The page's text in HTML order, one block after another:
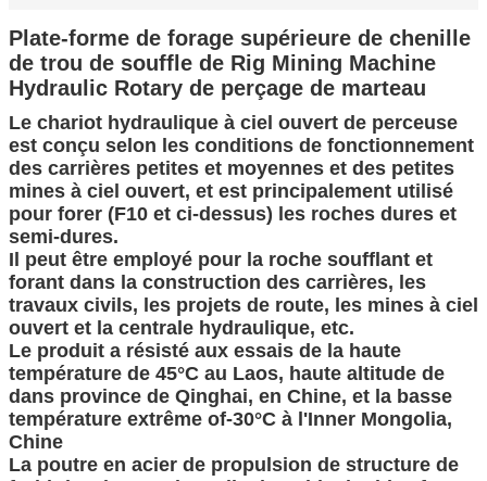
Plate-forme de forage supérieure de chenille
de trou de souffle de Rig Mining Machine
Hydraulic Rotary de perçage de marteau
Le chariot hydraulique à ciel ouvert de perceuse
est conçu selon les conditions de fonctionnement
des carrières petites et moyennes et des petites
mines à ciel ouvert, et est principalement utilisé
pour forer (F10 et ci-dessus) les roches dures et
semi-dures.
Il peut être employé pour la roche soufflant et
forant dans la construction des carrières, les
travaux civils, les projets de route, les mines à ciel
ouvert et la centrale hydraulique, etc.
Le produit a résisté aux essais de la haute
température de 45°C au Laos, haute altitude de
dans province de Qinghai, en Chine, et la basse
température extrême of-30°C à l'Inner Mongolia,
Chine
La poutre en acier de propulsion de structure de